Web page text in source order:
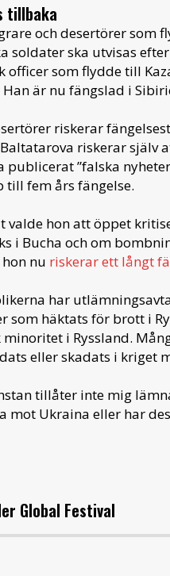
tillbaka
och desertörer som
soldater ska utvisas
officer som flydde till
är nu fängslad i
riskerar
riskerar själv
publicerat ”falska
till fem års fängelse.
valde hon att öppet
i Bucha och om
nu riskerar ett långt
har
som häktats för brott i
minoritet i Ryssland.
eller skadats i kriget
tillåter inte mig
mot Ukraina eller har
Global Festival